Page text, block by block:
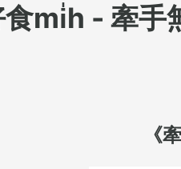
食mi̍h - 牽
《